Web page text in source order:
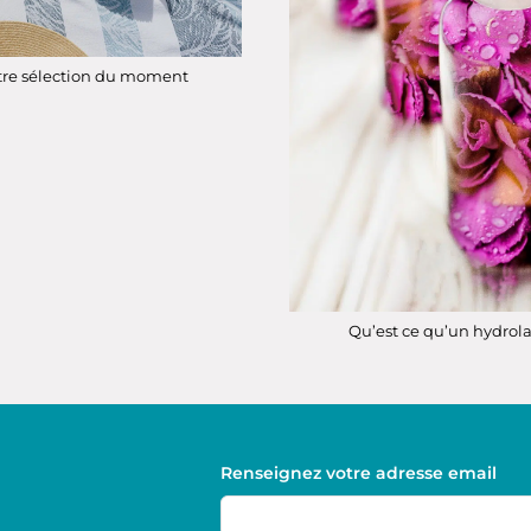
sélection du moment
Qu’est ce qu’un
Renseignez votre adresse email